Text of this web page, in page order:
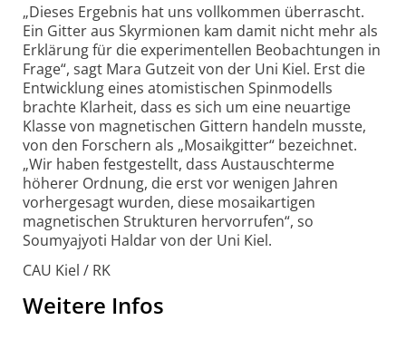
„Dieses Ergebnis hat uns vollkommen überrascht.
Ein Gitter aus Skyrmionen kam damit nicht mehr als
Erklärung für die experi­men­tellen Beobach­tungen in
Frage“, sagt Mara Gutzeit von der Uni Kiel. Erst die
Entwicklung eines atomis­tischen Spin­modells
brachte Klarheit, dass es sich um eine neuartige
Klasse von magnetischen Gittern handeln musste,
von den Forschern als „Mosaik­gitter“ bezeichnet.
„Wir haben fest­ge­stellt, dass Austausch­terme
höherer Ordnung, die erst vor wenigen Jahren
vorher­gesagt wurden, diese mosaik­artigen
magnetischen Strukturen hervor­rufen“, so
Soumyajyoti Haldar von der Uni Kiel.
CAU Kiel / RK
Weitere Infos